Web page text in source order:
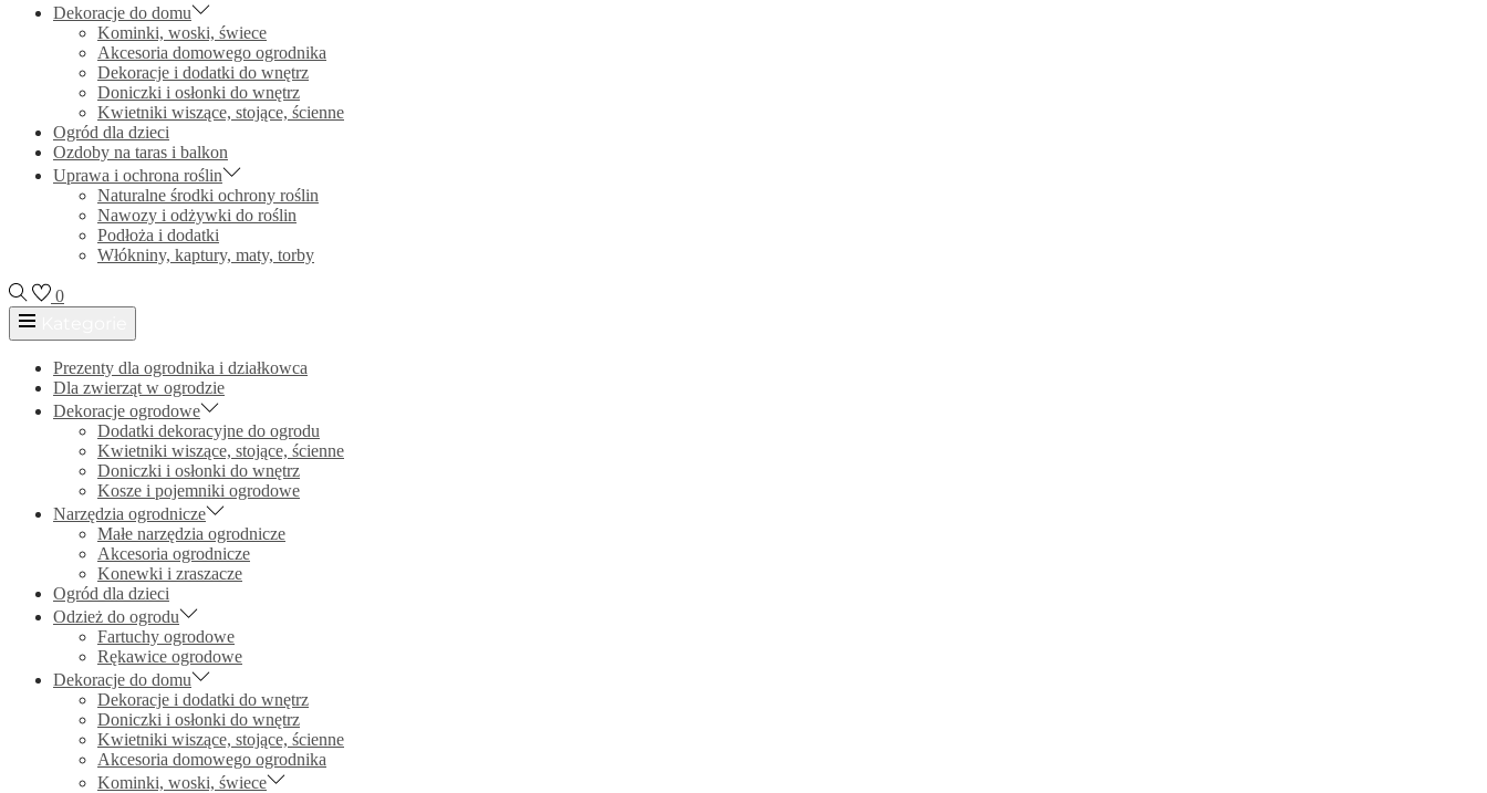
Dekoracje do domu
Kominki, woski, świece
Akcesoria domowego ogrodnika
Dekoracje i dodatki do wnętrz
Doniczki i osłonki do wnętrz
Kwietniki wiszące, stojące, ścienne
Ogród dla dzieci
Ozdoby na taras i balkon
Uprawa i ochrona roślin
Naturalne środki ochrony roślin
Nawozy i odżywki do roślin
Podłoża i dodatki
Włókniny, kaptury, maty, torby
0
Prezenty dla ogrodnika i działkowca
Dla zwierząt w ogrodzie
Dekoracje ogrodowe
Dodatki dekoracyjne do ogrodu
Kwietniki wiszące, stojące, ścienne
Doniczki i osłonki do wnętrz
Kosze i pojemniki ogrodowe
Narzędzia ogrodnicze
Małe narzędzia ogrodnicze
Akcesoria ogrodnicze
Konewki i zraszacze
Ogród dla dzieci
Odzież do ogrodu
Fartuchy ogrodowe
Rękawice ogrodowe
Dekoracje do domu
Dekoracje i dodatki do wnętrz
Doniczki i osłonki do wnętrz
Kwietniki wiszące, stojące, ścienne
Akcesoria domowego ogrodnika
Kominki, woski, świece